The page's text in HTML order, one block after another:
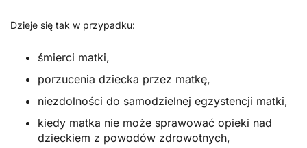
Dzieje się tak w przypadku:
śmierci matki,
porzucenia dziecka przez matkę,
niezdolności do samodzielnej egzystencji matki,
kiedy matka nie może sprawować opieki nad
dzieckiem z powodów zdrowotnych,